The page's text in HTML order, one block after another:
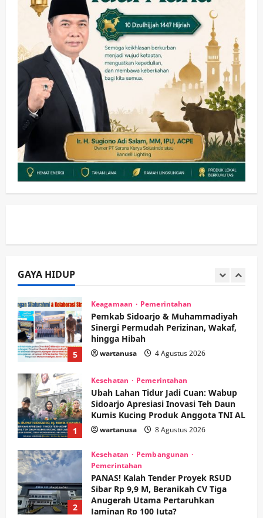
GAYA HIDUP
1
Ubah Lahan Tidur Jadi Cuan: Wabup
Sidoarjo Apresiasi Inovasi Teh Daun
Kumis Kucing Produk Anggota TNI AL
wartanusa 8 Agustus 2026
2
Kesehatan Pembangunan
Pemerintahan
PANAS! Kalah Tender Proyek RSUD
Sibar Rp 9,9 M, Beranikah CV Tiga
Anugerah Utama Pertaruhkan
Jaminan Rp 100 Juta?
wartanusa 5 Agustus 2026
Olahraga
Adu Taktik di Atas Rumput Sintetis:
PWI dan Sapma PP Sidoarjo
Memanaskan Mesin Menuju Piala
Soccer
4
wartanusa 4 Agustus 2026
5
Keagamaan Pemerintahan
Pemkab Sidoarjo & Muhammadiyah
Sinergi Permudah Perizinan, Wakaf,
hingga Hibah
wartanusa 4 Agustus 2026
1
Kesehatan Pemerintahan
Ubah Lahan Tidur Jadi Cuan: Wabup
Sidoarjo Apresiasi Inovasi Teh Daun
Kumis Kucing Produk Anggota TNI AL
wartanusa 8 Agustus 2026
2
Kesehatan
Pembangunan
Pemerintahan
PANAS! Kalah Tender Proyek RSUD
Sibar Rp 9,9 M, Beranikah CV Tiga
Anugerah Utama Pertaruhkan
Jaminan Rp 100 Juta?